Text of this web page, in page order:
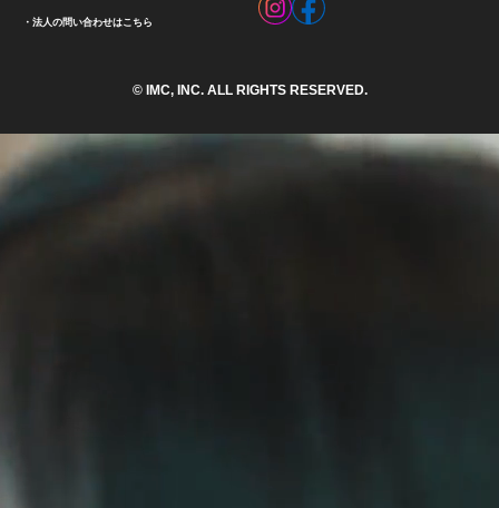
法人の問い合わせはこちら
© IMC, INC. ALL RIGHTS RESERVED.